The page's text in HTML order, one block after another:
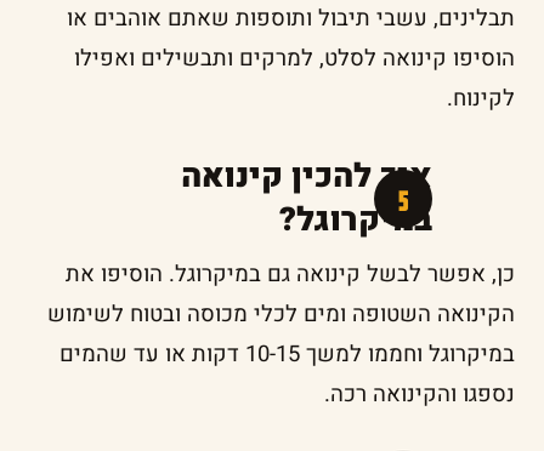
תבלינים, עשבי תיבול ותוספות שאתם אוהבים או
הוסיפו קינואה לסלט, למרקים ותבשילים ואפילו
לקינוח.
איך להכין קינואה
במיקרוגל?
כן, אפשר לבשל קינואה גם במיקרוגל. הוסיפו את
הקינואה השטופה ומים לכלי מכוסה ובטוח לשימוש
במיקרוגל וחממו למשך 10-15 דקות או עד שהמים
נספגו והקינואה רכה.